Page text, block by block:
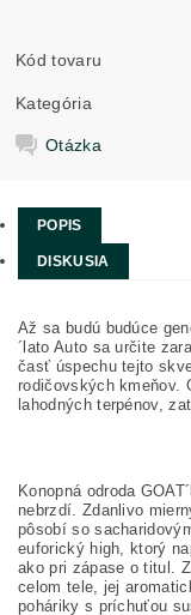
Kód tovaru
Kategória
Otázka
POPIS
DISKUSIA
Až sa budú budúce
´lato Auto sa určite
časť úspechu tejto
rodičovských kmeňov.
lahodných terpénov,
Konopná odroda
nebrzdí. Zdanlivo
pôsobí so
euforický high, ktorý
ako pri zápase o titul.
celom tele, jej
poháriky s príchuťou